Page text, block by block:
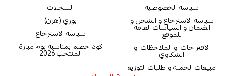
سياسة الخصوصية
سياسة الاسترجاع و الشحن و
الضمان و السياسات العامة
للموقع
الاقتراحات او الملاحظات او
الشكاوي
مبيعات الجملة و طلبات التوزيع
السجلات
بوري (هرن)
سياسة الاسترجاع
كود خصم بمناسبة يوم مبارة
المنتخب 2026